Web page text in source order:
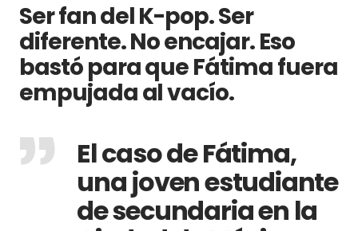
Ser fan del K-pop. Ser
diferente. No encajar. Eso
bastó para que Fátima fuera
empujada al vacío.
El caso de Fátima,
una joven estudiante
de secundaria en la